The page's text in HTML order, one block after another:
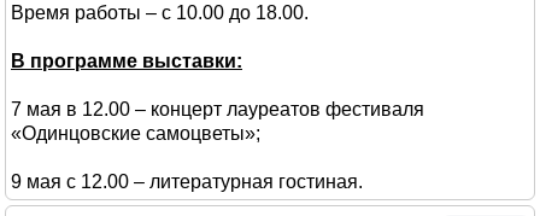
Время работы – с 10.00 до 18.00.
В программе выставки:
7 мая в 12.00 – концерт лауреатов фестиваля
«Одинцовские самоцветы»;
9 мая с 12.00 – литературная гостиная.